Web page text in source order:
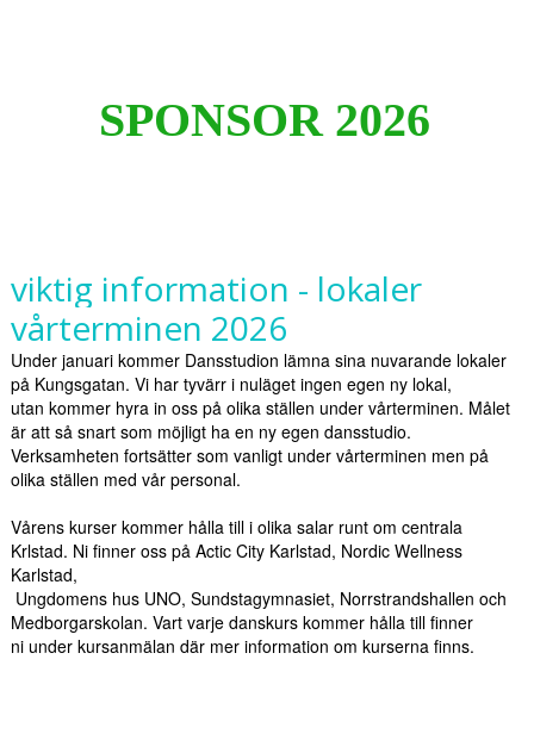
SPONSOR 2026
viktig information - lokaler
vårterminen 2026
Under januari kommer Dansstudion lämna sina nuvarande lokaler
på Kungsgatan. Vi har tyvärr i nuläget ingen egen ny lokal,
utan kommer hyra in oss på olika ställen under vårterminen. Målet
är att så snart som möjligt ha en ny egen dansstudio.
Verksamheten fortsätter som vanligt under vårterminen men på
olika ställen med vår personal.
Vårens kurser kommer hålla till i olika salar runt om centrala
Krlstad. Ni finner oss på Actic City Karlstad, Nordic Wellness
Karlstad,
Ungdomens hus UNO, Sundstagymnasiet, Norrstrandshallen och
Medborgarskolan. Vart varje danskurs kommer hålla till finner
ni under kursanmälan där mer information om kurserna finns.